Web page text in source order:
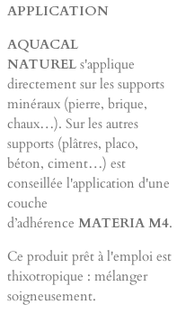
APPLICATION
AQUACAL
NATUREL s'applique
directement sur les supports
minéraux (pierre, brique,
chaux…). Sur les autres
supports (plâtres, placo,
béton, ciment…) est
conseillée l'application d'une
couche
d’adhérence MATERIA M4.
Ce produit prêt à l'emploi est
thixotropique : mélanger
soigneusement.